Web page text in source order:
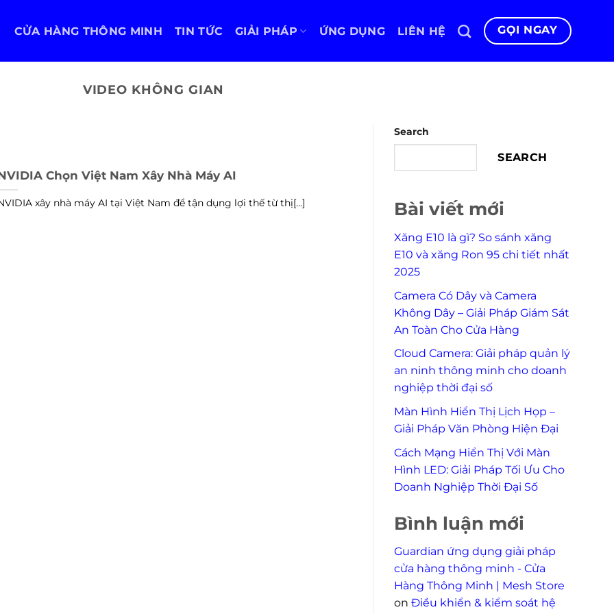
CỬA HÀNG THÔNG MINH TIN TỨC GIẢI PHÁP ỨNG DỤNG LIÊN HỆ GỌI NGAY
VIDEO KHÔNG GIAN
Chọn Việt Nam Xây Nhà Máy AI
xây nhà máy AI tại Việt Nam để tận dụng lợi thế từ thị[...]
Search
SEARCH
Bài viết mới
Xăng E10 là gì? So sánh xăng
E10 và xăng Ron 95 chi tiết nhất
2025
Camera Có Dây và Camera
Không Dây – Giải Pháp Giám Sát
An Toàn Cho Cửa Hàng
Cloud Camera: Giải pháp quản lý
an ninh thông minh cho doanh
nghiệp thời đại số
Màn Hình Hiển Thị Lịch Họp –
Giải Pháp Văn Phòng Hiện Đại
Cách Mạng Hiển Thị Với Màn
Hình LED: Giải Pháp Tối Ưu Cho
Doanh Nghiệp Thời Đại Số
Bình luận mới
Guardian ứng dụng giải pháp
cửa hàng thông minh - Cửa
Hàng Thông Minh | Mesh Store
on Điều khiển & kiểm soát hệ